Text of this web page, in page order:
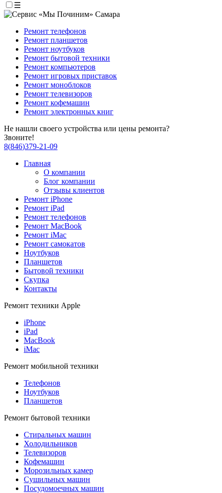
☰
Ремонт телефонов
Ремонт планшетов
Ремонт ноутбуков
Ремонт бытовой техники
Ремонт компьютеров
Ремонт игровых приставок
Ремонт моноблоков
Ремонт телевизоров
Ремонт кофемашин
Ремонт электронных книг
Не нашли своего устройства или цены ремонта?
Звоните!
8(846)379-21-09
Главная
О компании
Блог компании
Отзывы клиентов
Ремонт iPhone
Ремонт iPad
Ремонт телефонов
Ремонт MacBook
Ремонт iMac
Ремонт самокатов
Ноутбуков
Планшетов
Бытовой техники
Скупка
Контакты
Ремонт техники Apple
iPhone
iPad
MacBook
iMac
Ремонт мобильной техники
Телефонов
Ноутбуков
Планшетов
Ремонт бытовой техники
Стиральных машин
Холодильников
Телевизоров
Кофемашин
Морозильных камер
Сушильных машин
Посудомоечных машин